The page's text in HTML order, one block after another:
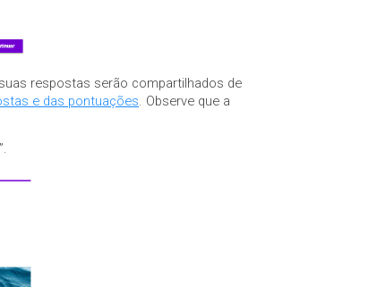
respostas serão compartilhados de
e das pontuações. Observe que a
”.